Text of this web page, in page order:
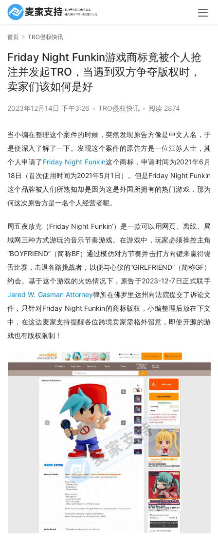
首页 TRO侵权快讯
Friday Night Funkin游戏商标竟被个人抢
注并发起TRO，当遇到双方争夺版权时，
卖家们该如何是好
2023年12月14日 下午3:26 • TRO侵权快讯 • 阅读 2874
当小编在整理这个案件的时候，突然发现原告方像是中文人名，于
是便深入了解了一下。发现这个案件的原告方是一位江苏人士，其
个人申请了 Friday Night Funkin这个商标，申请时间为2021年6月
18日（首次使用时间为2021年5月1日）。但是Friday Night Funkin
这个品牌被人们所熟知却是因为这是外国所拥有的热门游戏，那为
何这次原告方是一名个人经营者呢。
周五夜放克（Friday Night Funkin’）是一款可以用网页、离线、局
域网三种方式游玩的音乐节奏游戏。在游戏中，玩家必须操控主角
“BOYFRIEND”（简称BF）通过模仿对方节奏并击打方向键来赢得饶
舌比赛，击退各路挑战者，以便与心仪的“GIRLFRIEND”（简称GF）
约会。基于这个游戏的火热情况下，原告于2023-12-7日正式联手
Jared W. Gasman Attorney律所在佛罗里达州向法院提交了诉讼文
件，只针对Friday Night Funkin的商标版权，小编整理后放在下文
中，在这边麦家支持提醒各位跨境卖家需格外留意，即使开源的游
戏也有版权限制！